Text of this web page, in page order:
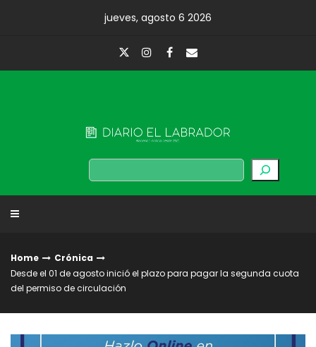
jueves, agosto 6 2026
Buscar
Home
Crónica
Desde el 01 de agosto inició el plazo para pagar la segunda cuota
del permiso de circulación